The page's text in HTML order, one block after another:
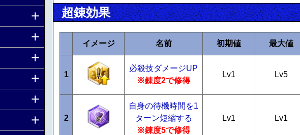
超錬効果
イメージ 名前 初期値 最大値
1
必殺技ダメージUP
※錬度2で修得
Lv1 Lv5
2
自身の待機時間を1
ターン短縮する
※錬度5で修得
Lv1 Lv1